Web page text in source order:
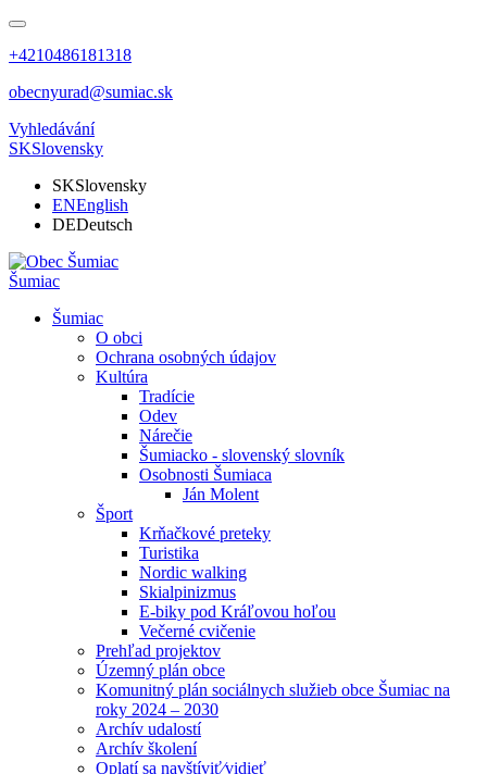
+4210486181318
obecnyurad@sumiac.sk
Vyhledávání
SKSlovensky
SKSlovensky
ENEnglish
DEDeutsch
Šumiac
Šumiac
O obci
Ochrana osobných údajov
Kultúra
Tradície
Odev
Nárečie
Šumiacko - slovenský slovník
Osobnosti Šumiaca
Ján Molent
Šport
Krňačkové preteky
Turistika
Nordic walking
Skialpinizmus
E-biky pod Kráľovou hoľou
Večerné cvičenie
Prehľad projektov
Územný plán obce
Komunitný plán sociálnych služieb obce Šumiac na
roky 2024 – 2030
Archív udalostí
Archív školení
Oplatí sa navštíviť⁄vidieť